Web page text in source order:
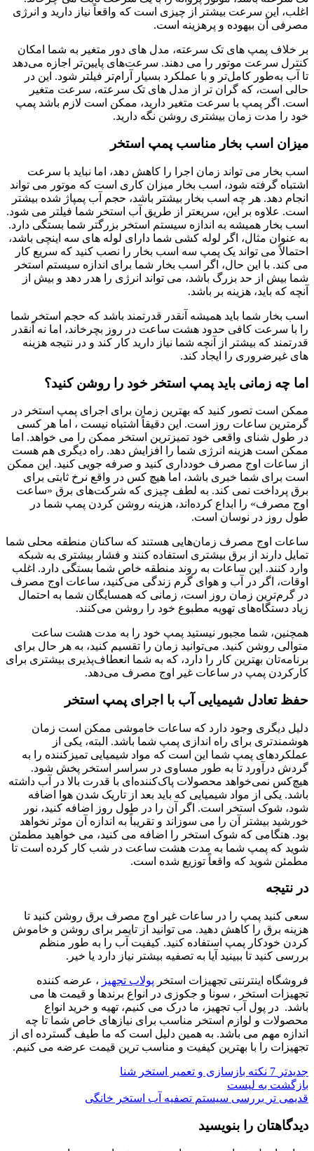
اغلب، این سرعت بیشتر از چیزی است که واقعاً نیاز دارید و انرژی
مصرفی آن بیهوده و پرهزینه است.
بر خلاف پمپ های تک سرعته، مدل های دور متغیر به شما امکان
کنترل سرعت موتور را می دهند. سرعت‌های پایین‌تر اجازه می‌دهد
تا آب به‌طور کامل‌تر و با عملکرد بسیار آرام‌تر فیلتر شود. این در
حالی است، که گران تر از مدل های تک سرعته، سرعت متغیر
است. اگر پمپ با سرعت متغیر دارید، ممکن است لازم باشد پمپ
خود را مدت زمان بیشتری روشن نگه دارید.
میزان اسب بخار مناسب پمپ استخر
اسب بخار می تواند زمان اجرا را کاهش دهد، اما نباید با سرعت
اشتباه گرفته شود، اسب بخار میزان کاری است که موتور می تواند
انجام دهد. هر چه اسب بخار بیشتر باشد، حجم آب پمپاژ شده بیشتر
است. علاوه بر این، سریعتر از طریق آب استخر شما فیلتر می شود.
اسب بخار همیشه به اندازه سیستم استخر بزرگتر شما بستگی دارد.
به عنوان مثال، اگر لوله کشی شما دارای لوله های سه اینچی باشد،
احتمالاً می تواند یک پمپ سه اسب بخار را نصب کنید که سریع کار
می کند. با این حال، اگر اسب بخار شما برای اندازه سیستم استخر
شما بیش از حد بزرگ باشد، می تواند انرژی را هدر دهد و بیش از
آنچه که باید، هزینه بر باشد.
اسب بخار شما باید همیشه آنقدر قدرتمند باشد که حجم استخر شما
را با سرعت کافی حدود هشت ساعت در روز بچرخاند، اما نه آنقدر
قدرتمند که بیشتر از آنچه شما نیاز دارید کار کند و در نتیجه هزینه
های غیرضروری را ایجاد کند.
اما چه زمانی باید پمپ استخر خود را روشن کنید؟
ممکن است تصور کنید که بهترین زمان برای اجرای پمپ استخر در
گرمترین ساعات روز است. این دقیقاً اشتباه نیست ، اما هر کسی
در طول شنای واقعی خود تمیزترین استخر ممکن را می خواهد. اما
ممکن است هزینه انرژی شما را افزایش دهد. راه دیگری هم هست
از ساعات اوج مصرف خودداری کنید و صرفه جویی کنید. این ممکن
است برای شما خبری باشد، اما هیچ کس در واقع نرخ ثابتی برای
برق پرداخت نمی کند. به لطف چیزی که شرکت‌های برق «ساعت
اوج مصرف» را ابداع کرده‌اند، هزینه روشن کردن پمپ شما در
طول روز در نوسان است.
ساعات اوج مصرف زمان‌هایی هستند که ساکنان منطقه محلی شما
تمایل دارند از برق بیشتری استفاده کنند و فشار بیشتری به شبکه
وارد کنند. این ساعات به روند منطقه خاص شما بستگی دارد. اغلب
اوقات، اگر در آب و هوای گرم زندگی می‌کنید، ساعات اوج مصرف
در گرم‌ترین زمان روز است، زمانی که همسایگان شما به احتمال
زیاد دستگاه‌های تهویه مطبوع خود را روشن می‌کنند.
همچنین، شما مجبور نیستید پمپ خود را به مدت هشت ساعت
متوالی روشن کنید. می‌توانید زمان را تقسیم کنید، به هر حال برای
برنامه‌تان بهترین کار را دارد، که به شما انعطاف‌پذیری بیشتری برای
کارکردن پمپ در ساعات غیر اوج مصرف می‌دهد.
حفظ تعادل شیمیایی آب با اجرای پمپ استخر
دلیل دیگری وجود دارد که ساعات خاموشی ممکن است زمان
هوشمندتری برای راه اندازی پمپ شما باشد. البته، یکی از
عملکردهای پمپ شما این است که مواد شیمیایی تمیزکننده را به
گردش درآورد تا به طور مساوی در سراسر استخر پخش شود.
هیچ‌کس نمی‌خواهد محصولات پاک‌کننده‌ای با قدرت بالا در آب داشته
باشد. یکی از مواد شیمیایی که باید بعد از تاریک شدن هوا اضافه
شود، شوک استخر است. اگر آن را در طول روز اضافه کنید، نور
خورشید بیشتر آن را می سوزاند و تقریباً به اندازه آن موثر نخواهد
بود. هنگامی که شوک استخر را اضافه می کنید، می خواهید مطمئن
شوید که پمپ شما به مدت هشت ساعت در شب کار کرده است تا
مطمئن شوید که واقعاً توزیع شده است.
در نتیجه
سعی کنید پمپ را در ساعات غیر اوج مصرف برق روشن کنید تا
هزینه برق را کاهش دهید. می توانید از تایمر برای روشن و خاموش
کردن خودکار پمپ استفاده کنید. کیفیت آب را به طور منظم
بررسی کنید تا ببینید آیا به تصفیه بیشتر نیاز دارد یا خیر.
فروشگاه اینترنتی تجهیزات استخر پولاب تجهیز ، عرضه کننده
تجهیزات استخر ، سونا و جکوزی در انواع برندها و قیمت ها می
باشد. در پول آب تجهیز، ما درک می کنیم، تهیه و خرید انواع
محصولات و لوازم استخر مناسب برای نیازهای خاص شما تا چه
اندازه مهم می باشد. به همین دلیل است که ما طیف گسترده ای از
تجهیزات را با بهترین کیفیت و مناسب ترین قیمت عرضه می کنیم.
جدیدتر 7 نکته بازسازی و تعمیر استخر شنا
بازگشت به لیست
قدیمی تر بررسی سیستم تصفیه آب استخر خانگی
دیدگاهتان را بنویسید